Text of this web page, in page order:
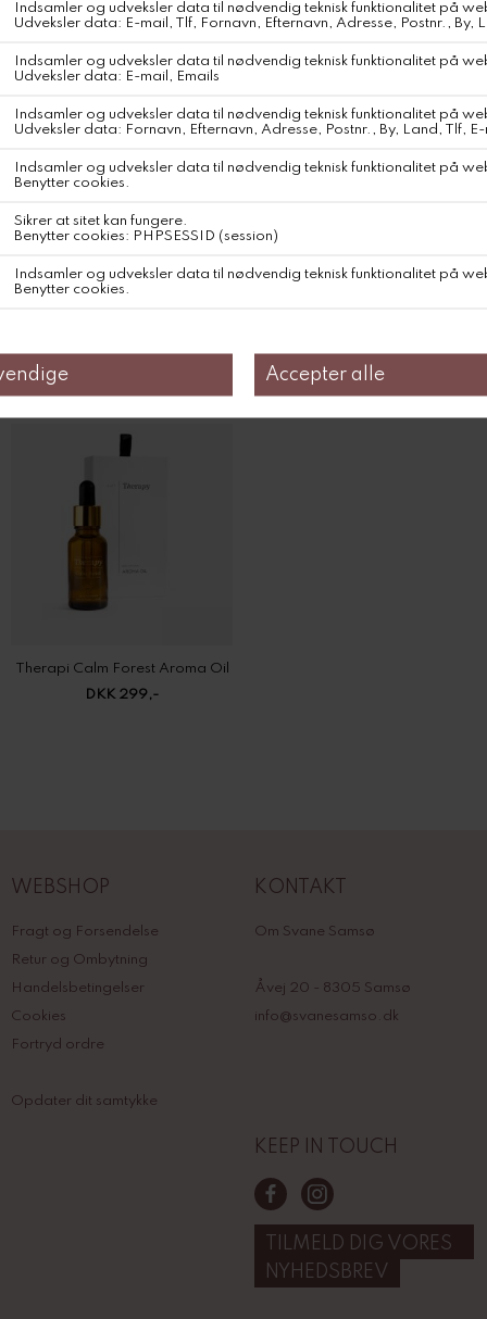
Farve
Størrelse
Relaterede produkter
Therapi Calm Forest Aroma Oil
DKK 299,-
WEBSHOP
Fragt og Forsendelse
Retur og Ombytning
Handelsbetingelser
Cookies
Fortryd ordre
Opdater dit samtykke
KONTAKT
Om Svane Samsø
Åvej 20 - 8305 Samsø
info@svanesamso.dk
KEEP IN TOUCH
TILMELD DIG VORES
NYHEDSBREV